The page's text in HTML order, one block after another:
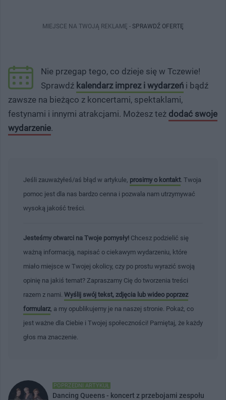
MIEJSCE NA TWOJĄ REKLAMĘ - SPRAWDŹ OFERTĘ
Nie przegap tego, co dzieje się w Tczewie!
Sprawdź kalendarz imprez i wydarzeń i bądź
zawsze na bieżąco z koncertami, spektaklami,
festynami i innymi atrakcjami. Możesz też dodać swoje
wydarzenie.
Jeśli zauważyłeś/aś błąd w artykule, prosimy o kontakt . Twoja
pomoc jest dla nas bardzo cenna i pozwala nam utrzymywać
wysoką jakość treści.
Jesteśmy otwarci na Twoje pomysły! Chcesz podzielić się
ważną informacją, napisać o ciekawym wydarzeniu, które
miało miejsce w Twojej okolicy, czy po prostu wyrazić swoją
opinię na jakiś temat? Zapraszamy Cię do tworzenia treści
razem z nami. Wyślij swój tekst, zdjęcia lub wideo poprzez
formularz , a my opublikujemy je na naszej stronie. Pokaż, co
jest ważne dla Ciebie i Twojej społeczności! Pamiętaj, że każdy
głos ma znaczenie.
POPRZEDNI ARTYKUŁ
Dancing Queens - koncert z przebojami zespołu